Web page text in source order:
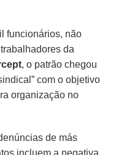
funcionários, não
da
, o patrão chegou
com o objetivo
organização no
de más
incluem a negativa